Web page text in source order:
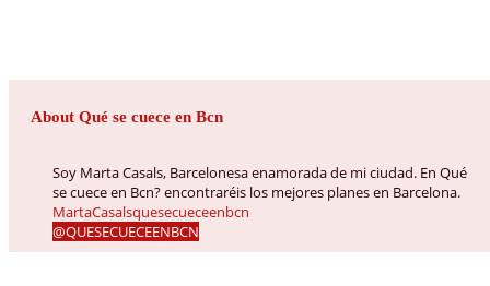
About Qué se cuece en Bcn
Soy Marta Casals, Barcelonesa enamorada de mi ciudad. En Qué
se cuece en Bcn? encontraréis los mejores planes en Barcelona.
MartaCasalsquesecueceenbcn
@QUESECUECEENBCN